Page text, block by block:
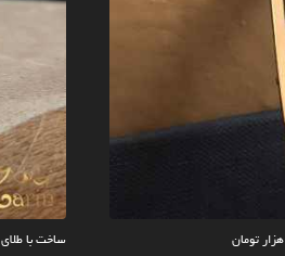
هزار تومان ساخت با طلای ۱۸ عیار